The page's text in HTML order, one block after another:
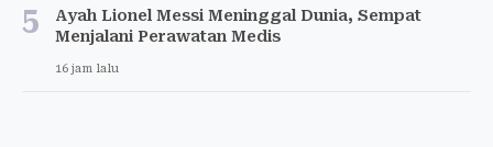
5
Ayah Lionel Messi Meninggal Dunia, Sempat
Menjalani Perawatan Medis
16 jam lalu